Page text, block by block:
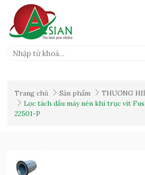
Trang chủ Sản phẩm
THƯƠNG
Lọc tách dầu máy nén khí trục vít
22501-P